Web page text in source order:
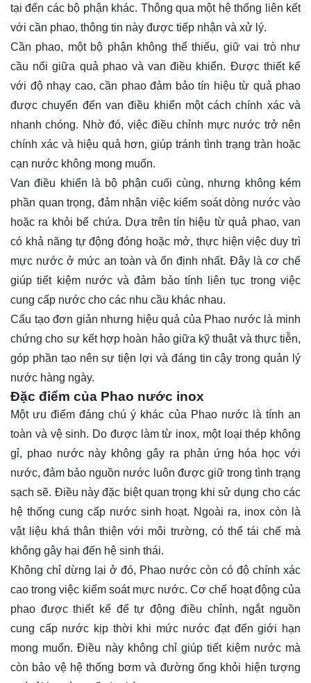
tại đến các bộ phận khác. Thông qua một hệ thống liên kết
với cần phao, thông tin này được tiếp nhận và xử lý.
Cần phao, một bộ phận không thể thiếu, giữ vai trò như
cầu nối giữa quả phao và van điều khiển. Được thiết kế
với độ nhạy cao, cần phao đảm bảo tín hiệu từ quả phao
được chuyển đến van điều khiển một cách chính xác và
nhanh chóng. Nhờ đó, việc điều chỉnh mực nước trở nên
chính xác và hiệu quả hơn, giúp tránh tình trạng tràn hoặc
cạn nước không mong muốn.
Van điều khiển là bộ phận cuối cùng, nhưng không kém
phần quan trọng, đảm nhận việc kiểm soát dòng nước vào
hoặc ra khỏi bể chứa. Dựa trên tín hiệu từ quả phao, van
có khả năng tự động đóng hoặc mở, thực hiện việc duy trì
mực nước ở mức an toàn và ổn định nhất. Đây là cơ chế
giúp tiết kiệm nước và đảm bảo tính liên tục trong việc
cung cấp nước cho các nhu cầu khác nhau.
Cấu tạo đơn giản nhưng hiệu quả của Phao nước là minh
chứng cho sự kết hợp hoàn hảo giữa kỹ thuật và thực tiễn,
góp phần tạo nên sự tiện lợi và đáng tin cậy trong quản lý
nước hàng ngày.
Đặc điểm của Phao nước inox
Một ưu điểm đáng chú ý khác của Phao nước là tính an
toàn và vệ sinh. Do được làm từ inox, một loại thép không
gỉ, phao nước này không gây ra phản ứng hóa học với
nước, đảm bảo nguồn nước luôn được giữ trong tình trạng
sạch sẽ. Điều này đặc biệt quan trọng khi sử dụng cho các
hệ thống cung cấp nước sinh hoạt. Ngoài ra, inox còn là
vật liệu khá thân thiện với môi trường, có thể tái chế mà
không gây hại đến hệ sinh thái.
Không chỉ dừng lại ở đó, Phao nước còn có độ chính xác
cao trong việc kiểm soát mực nước. Cơ chế hoạt động của
phao được thiết kế để tự động điều chỉnh, ngắt nguồn
cung cấp nước kịp thời khi mức nước đạt đến giới hạn
mong muốn. Điều này không chỉ giúp tiết kiệm nước mà
còn bảo vệ hệ thống bơm và đường ống khỏi hiện tượng